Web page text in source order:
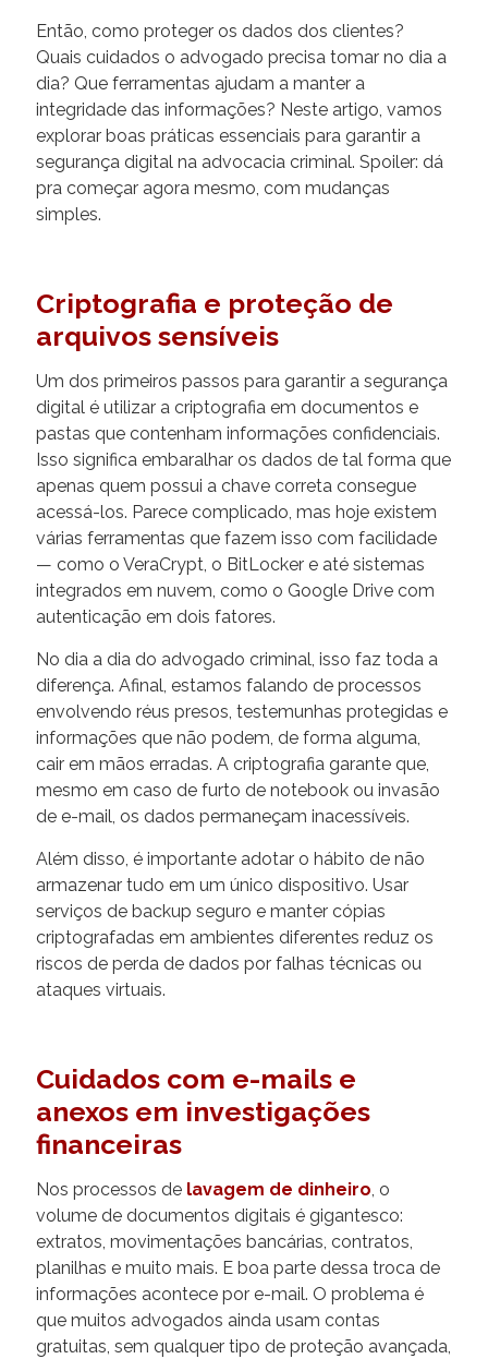
Então, como proteger os dados dos clientes?
Quais cuidados o advogado precisa tomar no dia a
dia? Que ferramentas ajudam a manter a
integridade das informações? Neste artigo, vamos
explorar boas práticas essenciais para garantir a
segurança digital na advocacia criminal. Spoiler: dá
pra começar agora mesmo, com mudanças
simples.
Criptografia e proteção de
arquivos sensíveis
Um dos primeiros passos para garantir a segurança
digital é utilizar a criptografia em documentos e
pastas que contenham informações confidenciais.
Isso significa embaralhar os dados de tal forma que
apenas quem possui a chave correta consegue
acessá-los. Parece complicado, mas hoje existem
várias ferramentas que fazem isso com facilidade
— como o VeraCrypt, o BitLocker e até sistemas
integrados em nuvem, como o Google Drive com
autenticação em dois fatores.
No dia a dia do advogado criminal, isso faz toda a
diferença. Afinal, estamos falando de processos
envolvendo réus presos, testemunhas protegidas e
informações que não podem, de forma alguma,
cair em mãos erradas. A criptografia garante que,
mesmo em caso de furto de notebook ou invasão
de e-mail, os dados permaneçam inacessíveis.
Além disso, é importante adotar o hábito de não
armazenar tudo em um único dispositivo. Usar
serviços de backup seguro e manter cópias
criptografadas em ambientes diferentes reduz os
riscos de perda de dados por falhas técnicas ou
ataques virtuais.
Cuidados com e-mails e
anexos em investigações
financeiras
Nos processos de lavagem de dinheiro, o
volume de documentos digitais é gigantesco:
extratos, movimentações bancárias, contratos,
planilhas e muito mais. E boa parte dessa troca de
informações acontece por e-mail. O problema é
que muitos advogados ainda usam contas
gratuitas, sem qualquer tipo de proteção avançada,